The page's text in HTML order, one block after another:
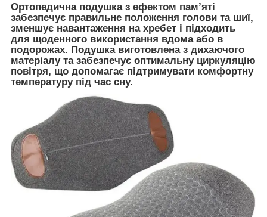
Ортопедична подушка з ефектом пам’яті
забезпечує правильне положення голови та шиї,
зменшує навантаження на хребет і підходить
для щоденного використання вдома або в
подорожах. Подушка виготовлена з дихаючого
матеріалу та забезпечує оптимальну циркуляцію
повітря, що допомагає підтримувати комфортну
температуру під час сну.